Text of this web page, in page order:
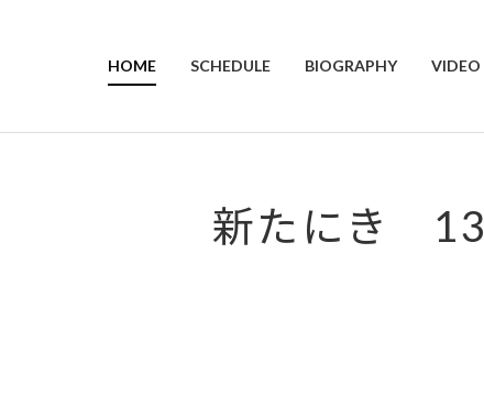
HOME SCHEDULE BIOGRAPHY VIDEO
新たにき 13